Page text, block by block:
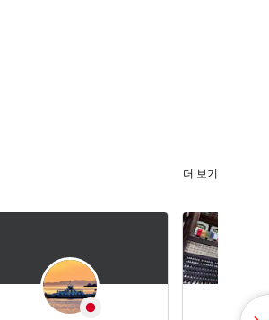
더 보기